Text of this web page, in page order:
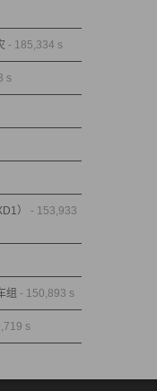
- 185,334 s
s
）
- 153,933
组 - 150,893 s
s